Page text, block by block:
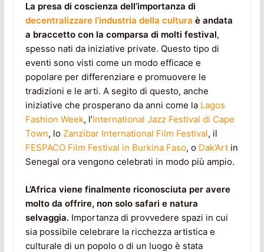
La presa di coscienza dell’importanza di
decentralizzare l’industria della cultura è andata
a braccetto con la comparsa di molti festival,
spesso nati da iniziative private. Questo tipo di
eventi sono visti come un modo efficace e
popolare per differenziare e promuovere le
tradizioni e le arti. A segito di questo, anche
iniziative che prosperano da anni come la Lagos
Fashion Week, l’International Jazz Festival di Cape
Town, lo Zanzibar International Film Festival, il
FESPACO Film Festival in Burkina Faso, o Dak’Artin
Senegal ora vengono celebrati in modo più ampio.
L’Africa viene finalmente riconosciuta per avere
molto da offrire, non solo safari e natura
selvaggia.Importanza di provvedere spazi in cui
sia possibile celebrare la ricchezza artistica e
culturale di un popolo o di un luogo è stata